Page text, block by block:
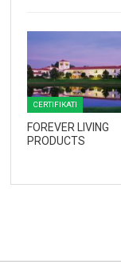
CERTIFIKATI
FOREVER LIVING
PRODUCTS